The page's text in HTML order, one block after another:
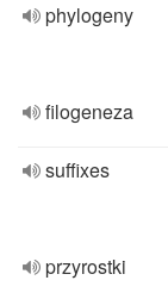
phylogeny
filogeneza
suffixes
przyrostki